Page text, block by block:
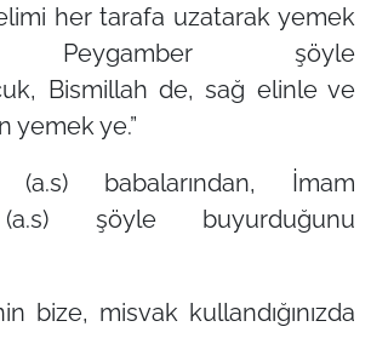
her tarafa uzatarak yemek
Peygamber şöyle
Bismillah de, sağ elinle ve
yemek ye.”
babalarından, İmam
şöyle buyurduğunu
bize, misvak kullandığınızda